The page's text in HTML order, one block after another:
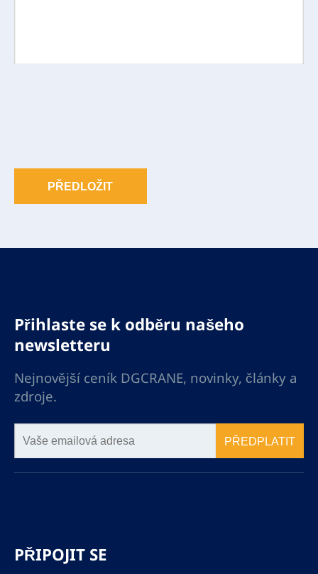
PŘEDLOŽIT
Přihlaste se k odběru našeho
newsletteru
Nejnovější ceník DGCRANE, novinky, články a
zdroje.
PŘEDPLATIT
PŘIPOJIT SE